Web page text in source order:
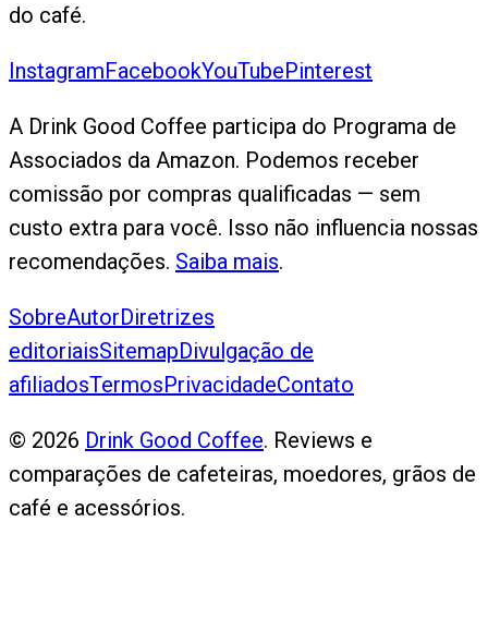
do café.
InstagramFacebookYouTubePinterest
A Drink Good Coffee participa do Programa de
Associados da Amazon. Podemos receber
comissão por compras qualificadas — sem
custo extra para você. Isso não influencia nossas
recomendações. Saiba mais.
SobreAutorDiretrizes
editoriaisSitemapDivulgação de
afiliadosTermosPrivacidadeContato
© 2026 Drink Good Coffee. Reviews e
comparações de cafeteiras, moedores, grãos de
café e acessórios.